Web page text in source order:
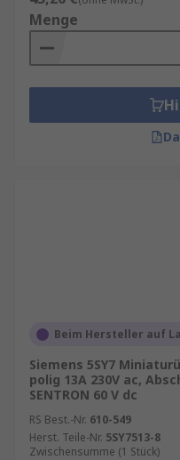
Menge
Beim Hersteller auf
Siemens 5SY7
polig 13A 230V ac,
SENTRON 60 V dc
RS Best.-Nr. 610-549
Herst. Teile-Nr. 5SY7513-8
Zwischensumme (1 Stück)